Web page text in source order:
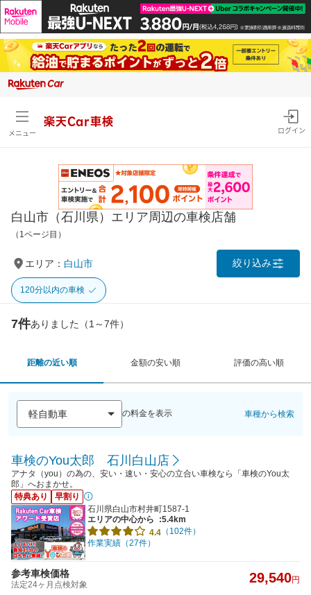
メニュー
楽天Car車検
ログイン
白山市（石川県）エリア周辺の車検店舗
（1ページ目）
エリア： 白山市 絞り込み
120分以内の車検
7件ありました（1～7件）
距離の近い順 金額の安い順 評価の高い順
の料金を表示 車種から検索
車検のYou太郎 石川白山店
アナタ（you）の為の、安い・速い・安心の立合い車検なら「車検のYou太
郎」へおまかせ。
特典あり
早割り
石川県白山市村井町1587-1
エリアの中心から
:5.4km
4.4 （102件）
作業実績（27件）
参考車検価格
法定24ヶ月点検対象 29,540円